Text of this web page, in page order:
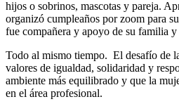
hijos o sobrinos, mascotas y pareja.
organizó cumpleaños por zoom para
fue compañera y apoyo de su familia y
Todo al mismo tiempo. El desafío de
valores de igualdad, solidaridad y
ambiente más equilibrado y que la
en el área profesional.